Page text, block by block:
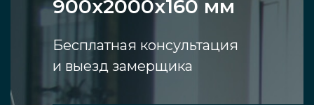
900х2000х160 мм
Бесплатная консультация
и выезд замерщика